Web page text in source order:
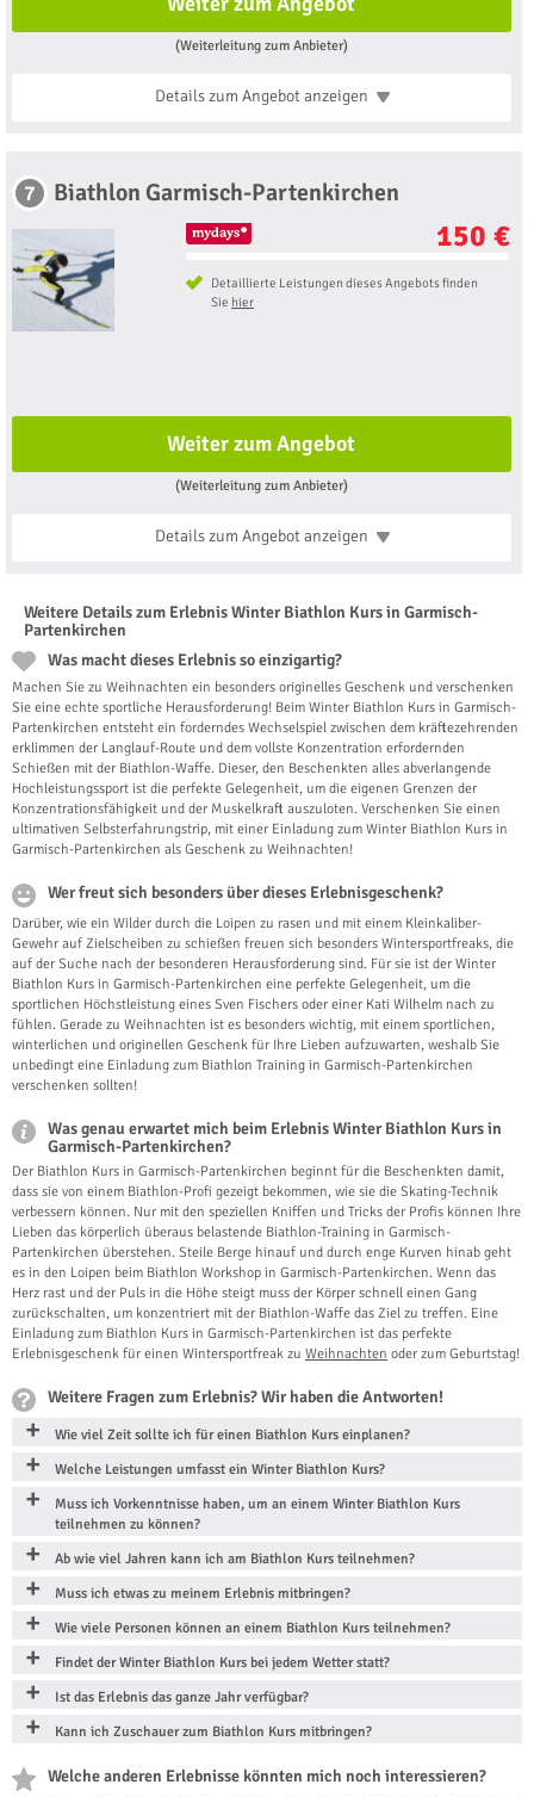
(Weiterleitung zum Anbieter)
Details zum Angebotanzeigen
7 Biathlon Garmisch-Partenkirchen
150 €
Detaillierte Leistungen dieses Angebots finden
Sie hier
Weiter zum Angebot
(Weiterleitung zum Anbieter)
Details zum Angebotanzeigen
Weitere Details zum Erlebnis Winter Biathlon Kurs in Garmisch-
Partenkirchen
Was macht dieses Erlebnis so einzigartig?
Machen Sie zu Weihnachten ein besonders originelles Geschenk und verschenken
Sie eine echte sportliche Herausforderung! Beim Winter Biathlon Kurs in Garmisch-
Partenkirchen entsteht ein forderndes Wechselspiel zwischen dem kräftezehrenden
erklimmen der Langlauf-Route und dem vollste Konzentration erfordernden
Schießen mit der Biathlon-Waffe. Dieser, den Beschenkten alles abverlangende
Hochleistungssport ist die perfekte Gelegenheit, um die eigenen Grenzen der
Konzentrationsfähigkeit und der Muskelkraft auszuloten. Verschenken Sie einen
ultimativen Selbsterfahrungstrip, mit einer Einladung zum Winter Biathlon Kurs in
Garmisch-Partenkirchen als Geschenk zu Weihnachten!
Wer freut sich besonders über dieses Erlebnisgeschenk?
Darüber, wie ein Wilder durch die Loipen zu rasen und mit einem Kleinkaliber-
Gewehr auf Zielscheiben zu schießen freuen sich besonders Wintersportfreaks, die
auf der Suche nach der besonderen Herausforderung sind. Für sie ist der Winter
Biathlon Kurs in Garmisch-Partenkirchen eine perfekte Gelegenheit, um die
sportlichen Höchstleistung eines Sven Fischers oder einer Kati Wilhelm nach zu
fühlen. Gerade zu Weihnachten ist es besonders wichtig, mit einem sportlichen,
winterlichen und originellen Geschenk für Ihre Lieben aufzuwarten, weshalb Sie
unbedingt eine Einladung zum Biathlon Training in Garmisch-Partenkirchen
verschenken sollten!
Was genau erwartet mich beim Erlebnis Winter Biathlon Kurs in
Garmisch-Partenkirchen?
Der Biathlon Kurs in Garmisch-Partenkirchen beginnt für die Beschenkten damit,
dass sie von einem Biathlon-Profi gezeigt bekommen, wie sie die Skating-Technik
verbessern können. Nur mit den speziellen Kniffen und Tricks der Profis können Ihre
Lieben das körperlich überaus belastende Biathlon-Training in Garmisch-
Partenkirchen überstehen. Steile Berge hinauf und durch enge Kurven hinab geht
es in den Loipen beim Biathlon Workshop in Garmisch-Partenkirchen. Wenn das
Herz rast und der Puls in die Höhe steigt muss der Körper schnell einen Gang
zurückschalten, um konzentriert mit der Biathlon-Waffe das Ziel zu treffen. Eine
Einladung zum Biathlon Kurs in Garmisch-Partenkirchen ist das perfekte
Erlebnisgeschenk für einen Wintersportfreak zu Weihnachten oder zum Geburtstag!
Weitere Fragen zum Erlebnis? Wir haben die Antworten!
Wie viel Zeit sollte ich für einen Biathlon Kurs einplanen?
Welche Leistungen umfasst ein Winter Biathlon Kurs?
Muss ich Vorkenntnisse haben, um an einem Winter Biathlon Kurs
teilnehmen zu können?
Ab wie viel Jahren kann ich am Biathlon Kurs teilnehmen?
Muss ich etwas zu meinem Erlebnis mitbringen?
Wie viele Personen können an einem Biathlon Kurs teilnehmen?
Findet der Winter Biathlon Kurs bei jedem Wetter statt?
Ist das Erlebnis das ganze Jahr verfügbar?
Kann ich Zuschauer zum Biathlon Kurs mitbringen?
Welche anderen Erlebnisse könnten mich noch interessieren?